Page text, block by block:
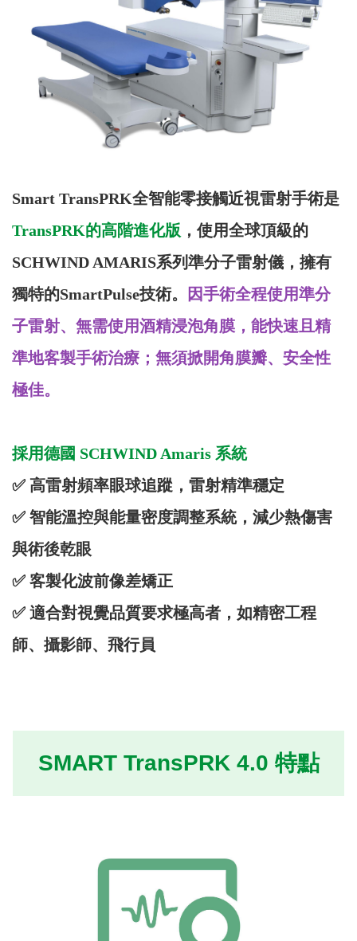
Smart TransPRK全智能零接觸近視雷射手術是
TransPRK的高階進化版 ，使用全球頂級的
SCHWIND AMARIS系列準分子雷射儀，擁有
獨特的SmartPulse技術。
因手術全程使用準分
子雷射、無需使用酒精浸泡角膜，能快速且精
準地客製手術治療；無須掀開角膜瓣、安全性
極佳。
採用德國 SCHWIND Amaris 系統
✅ 高雷射頻率眼球追蹤，雷射精準穩定
✅ 智能溫控與能量密度調整系統，減少熱傷害
與術後乾眼
✅ 客製化波前像差矯正
✅ 適合對視覺品質要求極高者，如精密工程
師、攝影師、飛行員
SMART TransPRK 4.0 特點